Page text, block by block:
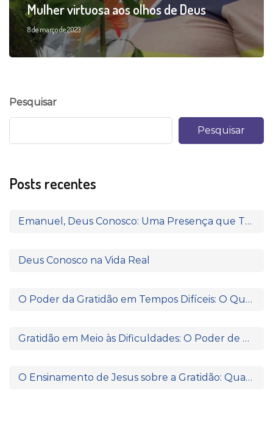
Mulher virtuosa aos olhos de Deus
8 de março de 2023
Pesquisar
Pesquisar
Posts recentes
Emanuel, Deus Conosco: Uma Presença que Transforma
Deus Conosco na Vida Real
O Poder da Gratidão em Tempos Difíceis: O Que Paulo e Silas Nos Ensinam
Gratidão em Meio às Dificuldades: O Poder de Agradecer Quando Nada Parece Fazer Sentido
O Ensinamento de Jesus sobre a Gratidão: Quando o Coração Reconhece a Fonte da Bênção